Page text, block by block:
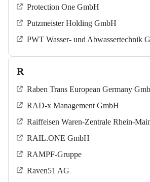
Protection One GmbH
Putzmeister Holding GmbH
PWT Wasser- und Abwassertechnik
R
Raben Trans European Germany
RAD-x Management GmbH
Raiffeisen Waren-Zentrale Rhein-
RAIL.ONE GmbH
RAMPF-Gruppe
Raven51 AG